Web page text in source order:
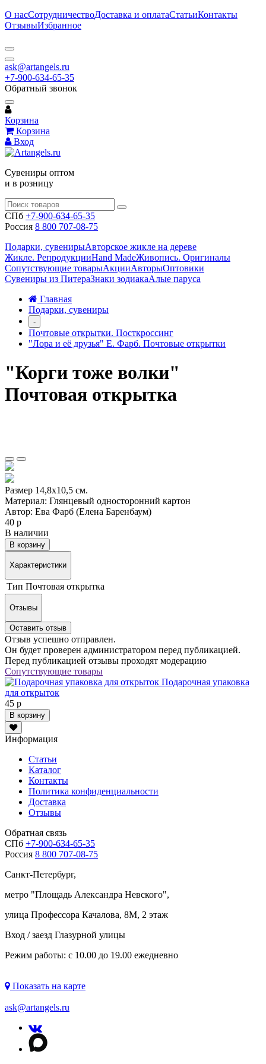
О насСотрудничествоДоставка и оплатаСтатьиКонтакты
ОтзывыИзбранное
ask@artangels.ru
+7-900-634-65-35
Обратный звонок
Корзина
Корзина
Вход
Сувениры оптом
и в розницу
СПб +7-900-634-65-35
Россия 8 800 707-08-75
Подарки, сувенирыАвторское жикле на дереве
Жикле. РепродукцииHand MadeЖивопись. Оригиналы
Сопутствующие товарыАкцииАвторыОптовики
Сувениры из ПитераЗнаки зодиакаАлые паруса
Главная
Подарки, сувениры
-
Почтовые открытки. Посткроссинг
"Лора и её друзья" Е. Фарб. Почтовые открытки
"Корги тоже волки"
Почтовая открытка
Размер 14,8х10,5 см.
Материал: Глянцевый односторонний картон
Автор: Ева Фарб (Елена Баренбаум)
40 р
В наличии
В корзину
Характеристики
Тип Почтовая открытка
Отзывы
Оставить отзыв
Отзыв успешно отправлен.
Он будет проверен администратором перед публикацией.
Перед публикацией отзывы проходят модерацию
Сопутствующие товары
Подарочная упаковка
для открыток
45 р
В корзину
Информация
Статьи
Каталог
Контакты
Политика конфиденциальности
Доставка
Отзывы
Обратная связь
СПб +7-900-634-65-35
Россия 8 800 707-08-75
Санкт-Петербург,
метро "Площадь Александра Невского",
улица Профессора Качалова, 8М, 2 этаж
Вход / заезд Глазурной улицы
Режим работы: с 10.00 до 19.00 ежедневно
Показать на карте
ask@artangels.ru